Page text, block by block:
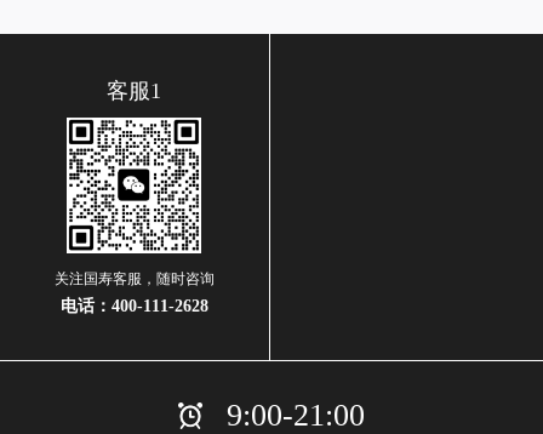
客服1
关注国寿客服，随时咨询
电话： 400-111-2628
9:00-21:00